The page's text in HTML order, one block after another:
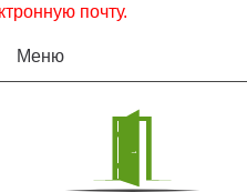
почту.
Меню